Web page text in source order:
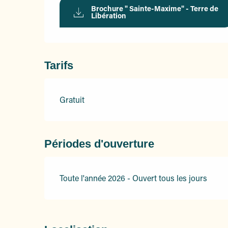
Brochure " Sainte-Maxime" - Terre de
Libération
Tarifs
Gratuit
Périodes d'ouverture
Toute l'année 2026 - Ouvert tous les jours